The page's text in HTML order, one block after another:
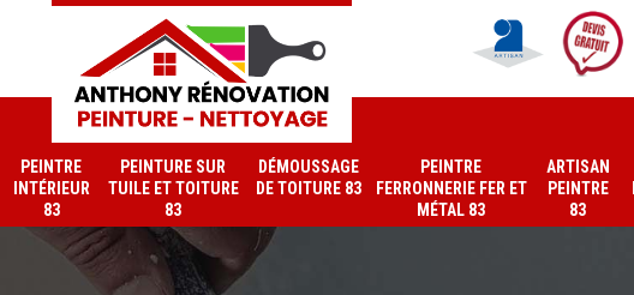
PEINTRE
INTÉRIEUR
83
PEINTURE SUR
TUILE ET TOITURE
83
DÉMOUSSAGE
DE TOITURE 83
PEINTRE
FERRONNERIE FER ET
MÉTAL 83
ARTISAN
PEINTRE
83